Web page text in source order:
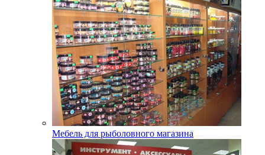
Мебель для рыболовного магазина